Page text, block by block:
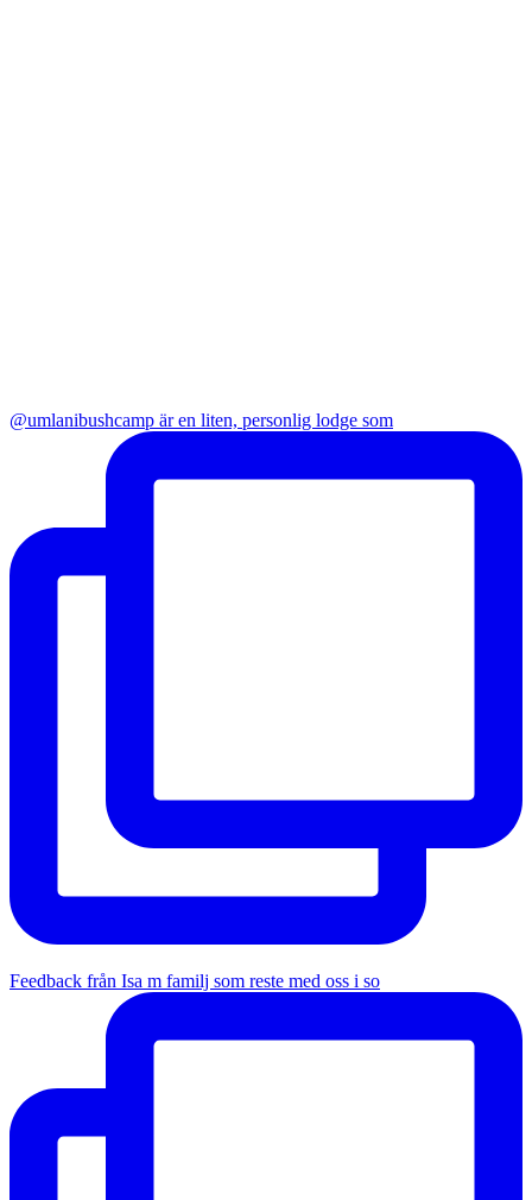
@umlanibushcamp är en liten, personlig lodge som
Feedback från Isa m familj som reste med oss i so